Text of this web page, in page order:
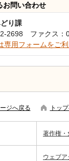
お問い合わせ
り課
2698 ファクス：
専用フォームをご利
ジへ戻る トッ
著作権・
ウェブア